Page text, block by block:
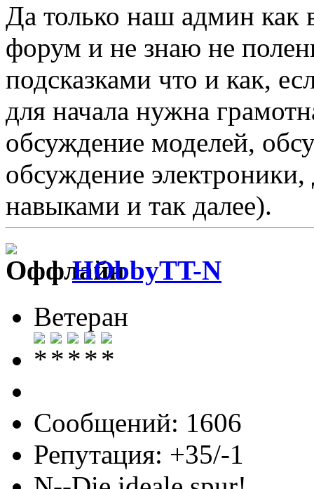
Да только наш админ
форум и не знаю не
подсказками что и как,
для начала нужна
обсуждение моделей,
обсуждение
навыками и так далее).
HObbyTT-N
Ветеран
Сообщений: 1606
Репутация: +35/-1